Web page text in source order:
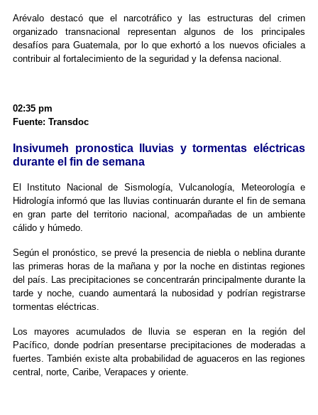
Arévalo destacó que el narcotráfico y las estructuras del crimen
organizado transnacional representan algunos de los principales
desafíos para Guatemala, por lo que exhortó a los nuevos oficiales a
contribuir al fortalecimiento de la seguridad y la defensa nacional.
02:35 pm
Fuente: Transdoc
Insivumeh pronostica lluvias y tormentas eléctricas
durante el fin de semana
El Instituto Nacional de Sismología, Vulcanología, Meteorología e
Hidrología informó que las lluvias continuarán durante el fin de semana
en gran parte del territorio nacional, acompañadas de un ambiente
cálido y húmedo.
Según el pronóstico, se prevé la presencia de niebla o neblina durante
las primeras horas de la mañana y por la noche en distintas regiones
del país. Las precipitaciones se concentrarán principalmente durante la
tarde y noche, cuando aumentará la nubosidad y podrían registrarse
tormentas eléctricas.
Los mayores acumulados de lluvia se esperan en la región del
Pacífico, donde podrían presentarse precipitaciones de moderadas a
fuertes. También existe alta probabilidad de aguaceros en las regiones
central, norte, Caribe, Verapaces y oriente.